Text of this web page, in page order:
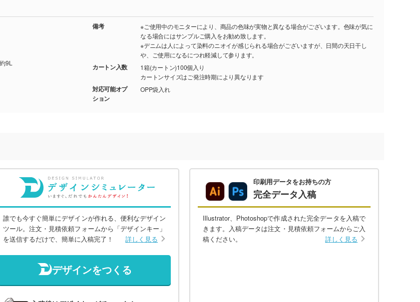
9L
備考
※ご使用中のモニターにより、商品の色味が実物と異なる場合がございます。色味が気に
なる場合にはサンプルご購入をお勧め致します。
※デニムは人によって染料のニオイが感じられる場合がございますが、日間の天日干し
や、ご使用になるにつれ軽減して参ります。
カートン入数
1箱(カートン)100個入り
カートンサイズはご発注時期により異なります
対応可能オプ
ション
OPP袋入れ
誰でも今すぐ簡単にデザインが作れる、便利なデザイン
ツール。注文・見積依頼フォームから「デザインキー」
を送信するだけで、簡単に入稿完了！
詳しく見る
デザインをつくる
印刷用データをお持ちの方
完全データ入稿
Illustrator、Photoshopで作成された完全データを入稿で
きます。入稿データは注文・見積依頼フォームからご入
稿ください。
詳しく見る